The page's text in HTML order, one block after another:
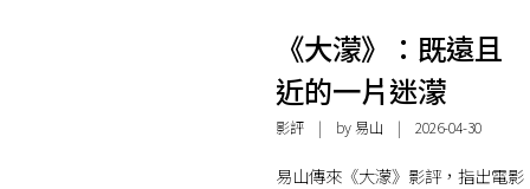
《大濛》：既遠且
近的一片迷濛
影評| by 易山 | 2026-04-30
易山傳來《大濛》影評，指出電影